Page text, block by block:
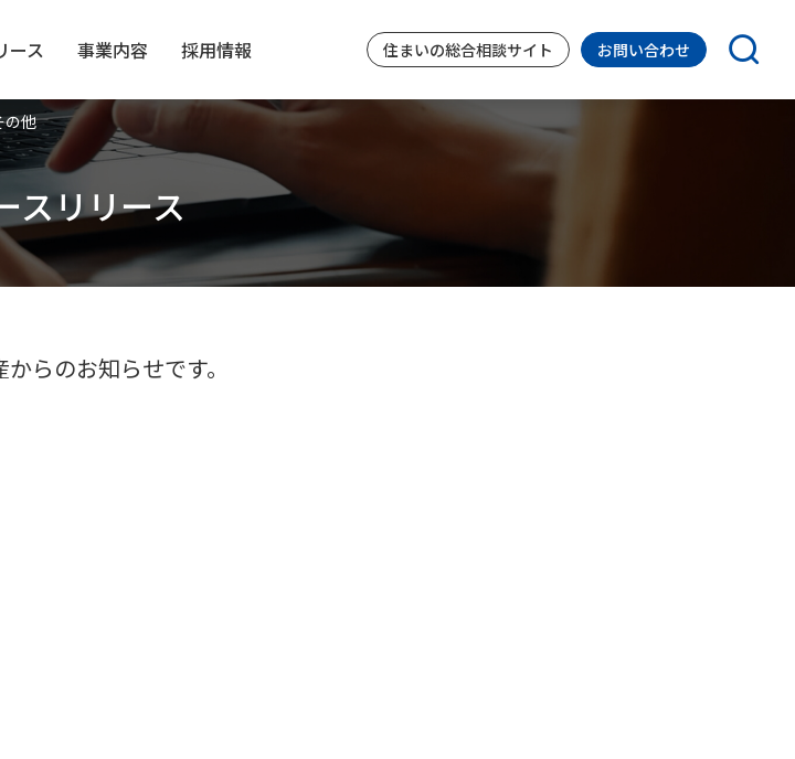
ース 事業内容 採用情報 住まいの総合相談サイト お問い合わせ
の他
スリリース
らのお知らせです。